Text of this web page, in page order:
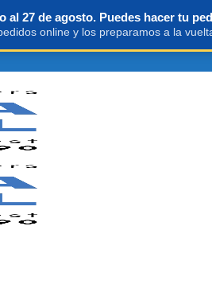
al 27 de agosto. Puedes hacer tu
online y los preparamos a la